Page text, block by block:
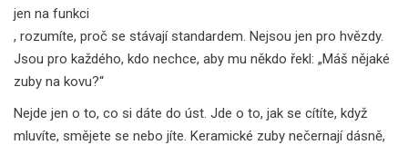
jen na funkci
, rozumíte, proč se stávají standardem. Nejsou jen pro hvězdy.
Jsou pro každého, kdo nechce, aby mu někdo řekl: „Máš nějaké
zuby na kovu?“
Nejde jen o to, co si dáte do úst. Jde o to, jak se cítíte, když
mluvíte, smějete se nebo jíte. Keramické zuby nečernají dásně,